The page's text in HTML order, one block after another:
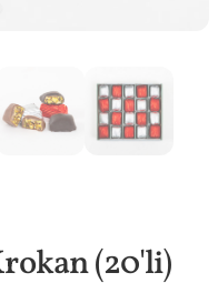
(20'li)